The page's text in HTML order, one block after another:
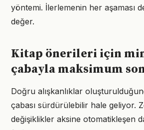
yöntemi. İlerlemenin her aşaması
değer.
Kitap önerileri için
çabayla maksimum
Doğru alışkanlıklar
çabası sürdürülebilir hale geliyor.
değişiklikler aksine otomatikleşen